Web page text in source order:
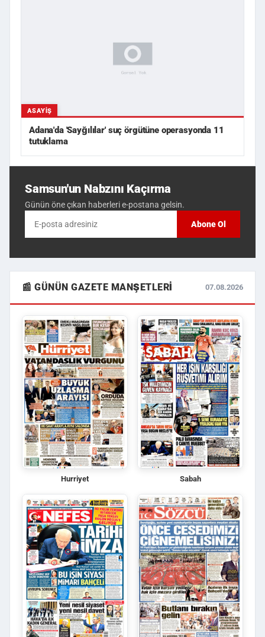
ASAYIŞ
Adana'da 'Sayğılılar' suç örgütüne operasyonda 11
tutuklama
Samsun'un Nabzını Kaçırma
Günün öne çıkan haberleri e-postana gelsin.
Abone Ol
📰 GÜNÜN GAZETE MANŞETLERI 07.08.2026
Hurriyet Sabah